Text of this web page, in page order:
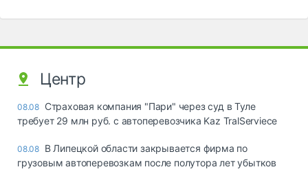
Центр
08.08 Страховая компания "Пари" через суд в Туле
требует 29 млн руб. с автоперевозчика Kaz TralServiece
08.08 В Липецкой области закрывается фирма по
грузовым автоперевозкам после полутора лет убытков